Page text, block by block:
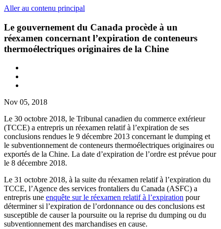
Aller au contenu principal
Le gouvernement du Canada procède à un
réexamen concernant l’expiration de conteneurs
thermoélectriques originaires de la Chine
Nov 05, 2018
Le 30 octobre 2018, le Tribunal canadien du commerce extérieur
(TCCE) a entrepris un réexamen relatif à l’expiration de ses
conclusions rendues le 9 décembre 2013 concernant le dumping et
le subventionnement de conteneurs thermoélectriques originaires ou
exportés de la Chine. La date d’expiration de l’ordre est prévue pour
le 8 décembre 2018.
Le 31 octobre 2018, à la suite du réexamen relatif à l’expiration du
TCCE, l’Agence des services frontaliers du Canada (ASFC) a
entrepris une enquête sur le réexamen relatif à l’expiration pour
déterminer si l’expiration de l’ordonnance ou des conclusions est
susceptible de causer la poursuite ou la reprise du dumping ou du
subventionnement des marchandises en cause.